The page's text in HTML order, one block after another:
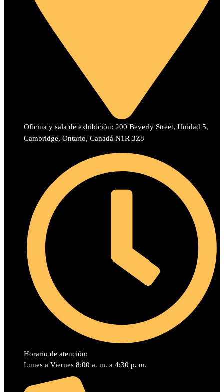
Oficina y sala de exhibición: 200 Beverly Street, Unidad 5,
Cambridge, Ontario, Canadá N1R 3Z8
Horario de atención:
Lunes a Viernes 8:00 a. m. a 4:30 p. m.